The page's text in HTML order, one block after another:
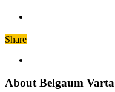
Share
About Belgaum Varta